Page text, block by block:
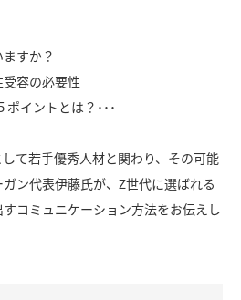
すか？
受容の必要性
ポイントとは？･･･
て若手優秀人材と関わり、その可能
ン代表伊藤氏が、Z世代に選ばれる
コミュニケーション方法をお伝えし